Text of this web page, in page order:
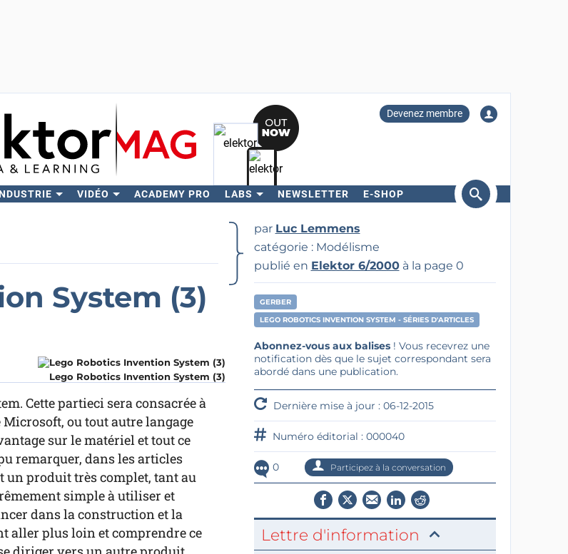
Devenez membre
VIDÉO ACADEMY PRO LABS NEWSLETTER E-SHOP
Rechercher
System (3)
Lego Robotics Invention System (3)
Cette partieci sera consacrée à
ou tout autre langage
sur le matériel et tout ce
remarquer, dans les articles
un produit très complet, tant au
simple à utiliser et
dans la construction et la
aller plus loin et comprendre ce
par Luc Lemmens
catégorie : Modélisme
publié en Elektor 6/2000à la page 0
GERBER
LEGO ROBOTICS INVENTION SYSTEM - SÉRIES D'ARTICLES
Abonnez-vous aux balises! Vous recevrez une
notification dès que le sujet correspondant sera
abordé dans une publication.
Dernière mise à jour : 06-12-2015
Numéro éditorial : 000040
0 Participez à la conversation
Lettre d'information